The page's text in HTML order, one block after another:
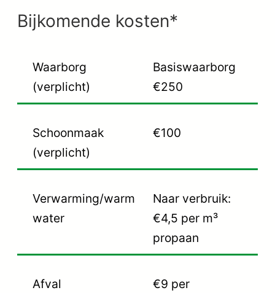
Bijkomende kosten*
Waarborg
(verplicht)
Basiswaarborg
€250
Schoonmaak
(verplicht)
€100
Verwarming/warm
water
Naar verbruik:
€4,5 per m³
propaan
Afval
€9 per